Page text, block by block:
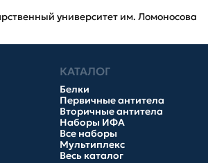
университет им. Ломоносова
КАТАЛОГ
Белки
Первичные антитела
Вторичные антитела
Наборы ИФА
Все наборы
Мультиплекс
Весь каталог